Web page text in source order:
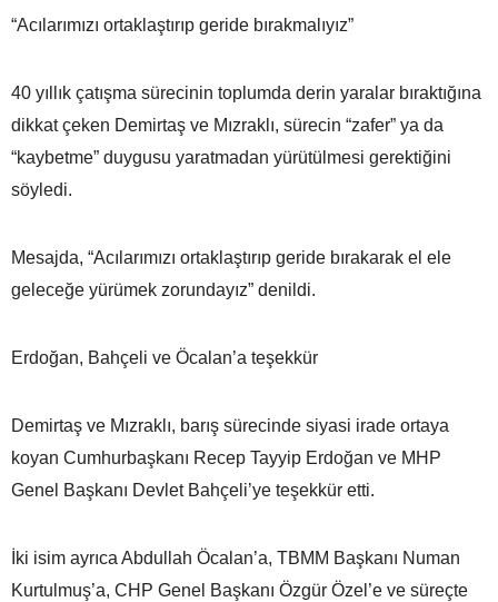
“Acılarımızı ortaklaştırıp geride bırakmalıyız”
40 yıllık çatışma sürecinin toplumda derin yaralar bıraktığına
dikkat çeken Demirtaş ve Mızraklı, sürecin “zafer” ya da
“kaybetme” duygusu yaratmadan yürütülmesi gerektiğini
söyledi.
Mesajda, “Acılarımızı ortaklaştırıp geride bırakarak el ele
geleceğe yürümek zorundayız” denildi.
Erdoğan, Bahçeli ve Öcalan’a teşekkür
Demirtaş ve Mızraklı, barış sürecinde siyasi irade ortaya
koyan Cumhurbaşkanı Recep Tayyip Erdoğan ve MHP
Genel Başkanı Devlet Bahçeli’ye teşekkür etti.
İki isim ayrıca Abdullah Öcalan’a, TBMM Başkanı Numan
Kurtulmuş’a, CHP Genel Başkanı Özgür Özel’e ve süreçte